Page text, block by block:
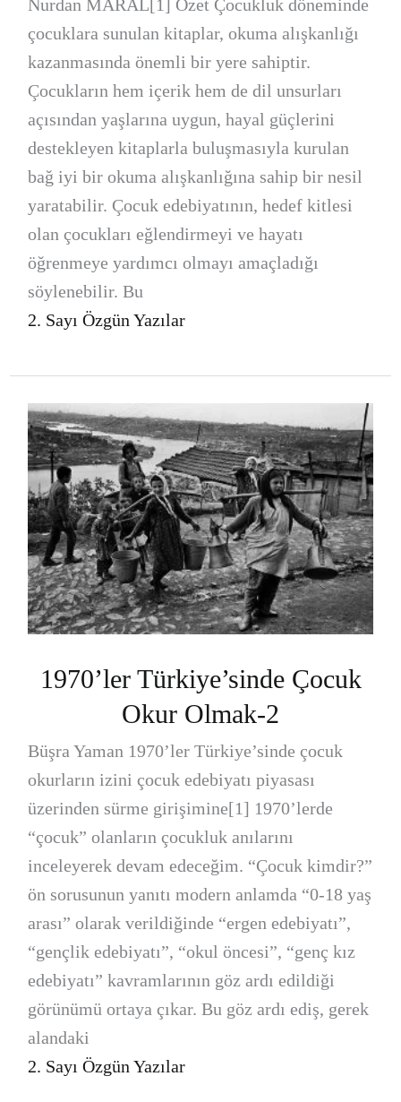
Nurdan MARAL[1] Özet Çocukluk döneminde
çocuklara sunulan kitaplar, okuma alışkanlığı
kazanmasında önemli bir yere sahiptir.
Çocukların hem içerik hem de dil unsurları
açısından yaşlarına uygun, hayal güçlerini
destekleyen kitaplarla buluşmasıyla kurulan
bağ iyi bir okuma alışkanlığına sahip bir nesil
yaratabilir. Çocuk edebiyatının, hedef kitlesi
olan çocukları eğlendirmeyi ve hayatı
öğrenmeye yardımcı olmayı amaçladığı
söylenebilir. Bu
2. Sayı Özgün Yazılar
1970’ler Türkiye’sinde Çocuk
Okur Olmak-2
Büşra Yaman 1970’ler Türkiye’sinde çocuk
okurların izini çocuk edebiyatı piyasası
üzerinden sürme girişimine[1] 1970’lerde
“çocuk” olanların çocukluk anılarını
inceleyerek devam edeceğim. “Çocuk kimdir?”
ön sorusunun yanıtı modern anlamda “0-18 yaş
arası” olarak verildiğinde “ergen edebiyatı”,
“gençlik edebiyatı”, “okul öncesi”, “genç kız
edebiyatı” kavramlarının göz ardı edildiği
görünümü ortaya çıkar. Bu göz ardı ediş, gerek
alandaki
2. Sayı Özgün Yazılar